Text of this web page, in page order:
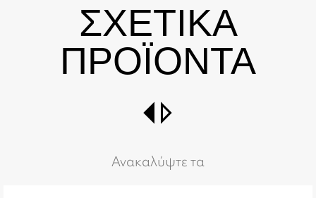
ΣΧΕΤΙΚΑ
ΠΡΟΪΟΝΤΑ
switch_right
Ανακαλύψτε τα